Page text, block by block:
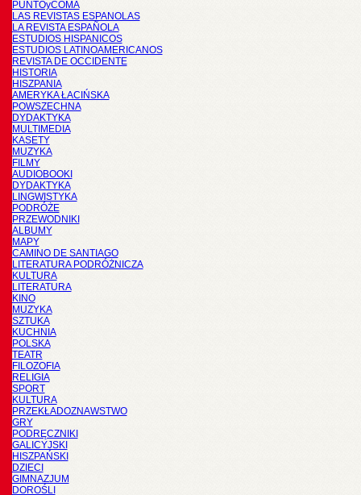
PUNTOyCOMA
LAS REVISTAS ESPANOLAS
LA REVISTA ESPAÑOLA
ESTUDIOS HISPANICOS
ESTUDIOS LATINOAMERICANOS
REVISTA DE OCCIDENTE
HISTORIA
HISZPANIA
AMERYKA ŁACIŃSKA
POWSZECHNA
DYDAKTYKA
MULTIMEDIA
KASETY
MUZYKA
FILMY
AUDIOBOOKI
DYDAKTYKA
LINGWISTYKA
PODRÓŻE
PRZEWODNIKI
ALBUMY
MAPY
CAMINO DE SANTIAGO
LITERATURA PODRÓŻNICZA
KULTURA
LITERATURA
KINO
MUZYKA
SZTUKA
KUCHNIA
POLSKA
TEATR
FILOZOFIA
RELIGIA
SPORT
KULTURA
PRZEKŁADOZNAWSTWO
GRY
PODRĘCZNIKI
GALICYJSKI
HISZPAŃSKI
DZIECI
GIMNAZJUM
DOROŚLI